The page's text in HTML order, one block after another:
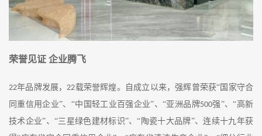
荣誉见证 企业腾飞
22年品牌发展， 22载荣誉辉煌。自成立以来，强辉曾荣获“国家守合
同重信用企业”、“中国轻工业百强企业”、“亚洲品牌500强”、“高新
技术企业”、“三星绿色建材标识”、“陶瓷十大品牌”、连续十九年获